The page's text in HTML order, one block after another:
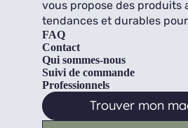
vous propose des produits
tendances et durables
FAQ
Contact
Qui sommes-nous
Suivi de commande
Professionnels
Trouver mon